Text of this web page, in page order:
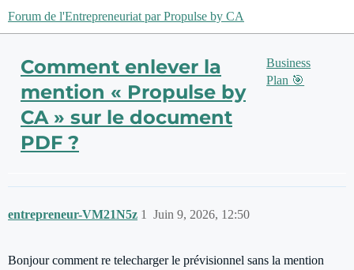
Forum de l'Entrepreneuriat par Propulse by CA
Comment enlever la
mention « Propulse by
CA » sur le document
PDF ?
Business
Plan 🎯
entrepreneur-VM21N5z Juin 9, 2026, 12:50
1
Bonjour comment re telecharger le prévisionnel sans la mention